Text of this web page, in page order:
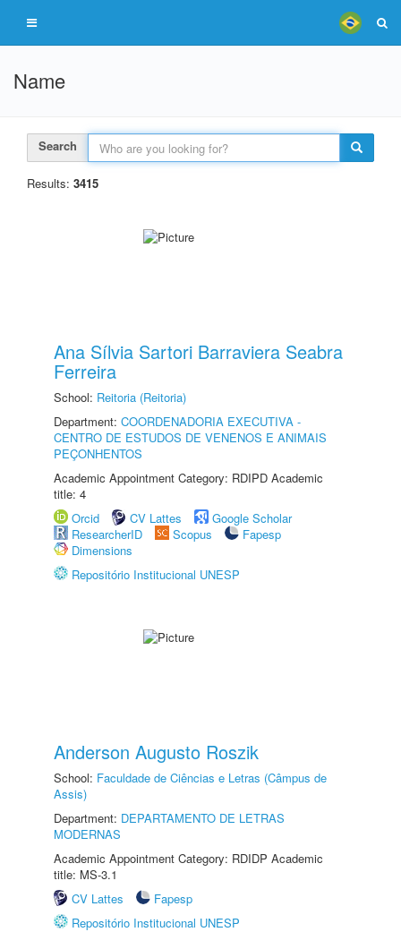
Name
Search
Results: 3415
Ana Sílvia Sartori Barraviera Seabra
Ferreira
School: Reitoria (Reitoria)
Department: COORDENADORIA EXECUTIVA -
CENTRO DE ESTUDOS DE VENENOS E ANIMAIS
PEÇONHENTOS
Academic Appointment Category: RDIPD Academic
title: 4
Orcid
CV Lattes
Google Scholar
ResearcherID
Scopus
Fapesp
Dimensions
Repositório Institucional UNESP
Anderson Augusto Roszik
School: Faculdade de Ciências e Letras (Câmpus de
Assis)
Department: DEPARTAMENTO DE LETRAS
MODERNAS
Academic Appointment Category: RDIDP Academic
title: MS-3.1
CV Lattes
Fapesp
Repositório Institucional UNESP